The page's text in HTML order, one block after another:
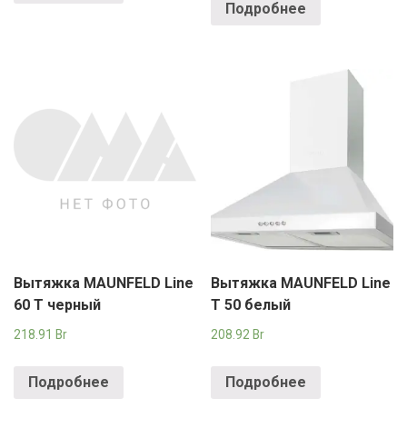
Подробнее
Вытяжка MAUNFELD Line
60 T черный
218.91 Br
Подробнее
Вытяжка MAUNFELD Line
T 50 белый
208.92 Br
Подробнее